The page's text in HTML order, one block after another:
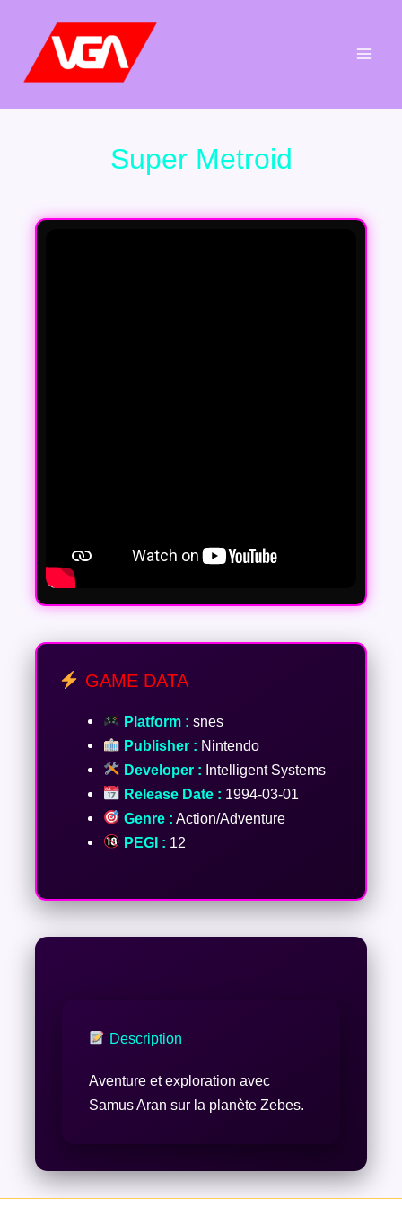
contenu
Super Metroid
GAME DATA
Platform : snes
Publisher : Nintendo
Developer : Intelligent Systems
Release Date : 1994-03-01
Genre : Action/Adventure
PEGI : 12
Description
Aventure et exploration avec
Samus Aran sur la planète Zebes.